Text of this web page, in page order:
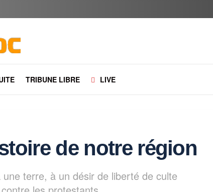
TRIBUNE LIBRE LIVE
de notre région
terre, à un désir de liberté de culte